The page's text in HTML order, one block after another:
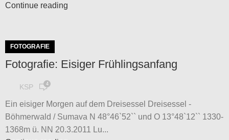
Continue reading
FOTOGRAFIE
Fotografie: Eisiger Frühlingsanfang
KSP 4
Ein eisiger Morgen auf dem Dreisessel Dreisessel -
Böhmerwald / Sumava N 48°46`52`` und O 13°48`12`` 1330-
1368m ü. NN 20.3.2011 Lu...